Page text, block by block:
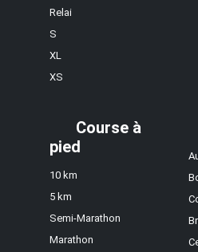
Relai
S
XL
XS
Course à
pied
10 km
5 km
Semi-Marathon
Marathon